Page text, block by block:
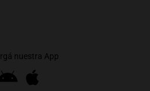
nuestra App